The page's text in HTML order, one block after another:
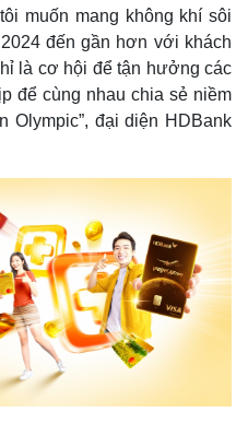
muốn mang không khí sôi
đến gần hơn với khách
là cơ hội để tận hưởng các
để cùng nhau chia sẻ niềm
Olympic”, đại diện HDBank